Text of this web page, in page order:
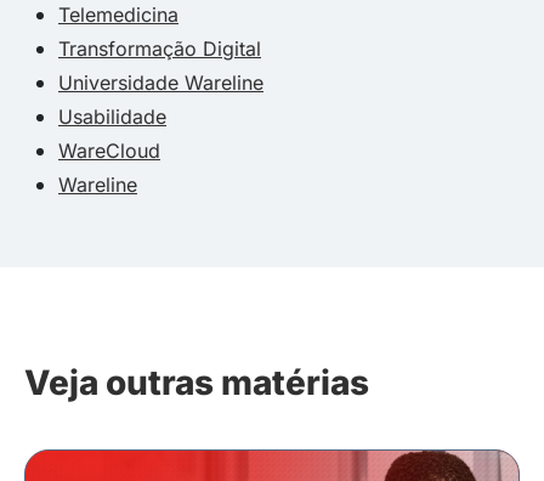
Telemedicina
Transformação Digital
Universidade Wareline
Usabilidade
WareCloud
Wareline
Veja outras matérias